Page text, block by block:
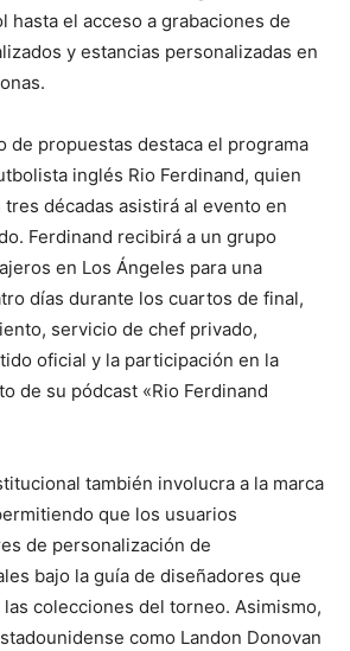
hasta el acceso a grabaciones de
y estancias personalizadas en
de propuestas destaca el programa
inglés Rio Ferdinand, quien
décadas asistirá al evento en
Ferdinand recibirá a un grupo
en Los Ángeles para una
días durante los cuartos de final,
servicio de chef privado,
oficial y la participación en la
de su pódcast «Rio Ferdinand
también involucra a la marca
que los usuarios
de personalización de
bajo la guía de diseñadores que
colecciones del torneo. Asimismo,
como Landon Donovan